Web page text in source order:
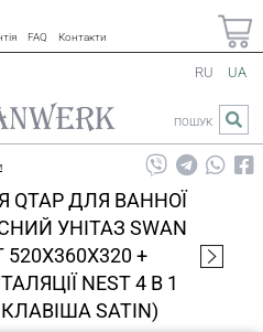
FAQ Контакти
RU UA
ПОШУК
QTAP ДЛЯ ВАННОЇ
УНІТАЗ SWAN
520X360X320 +
NEST 4 В 1
SATIN)